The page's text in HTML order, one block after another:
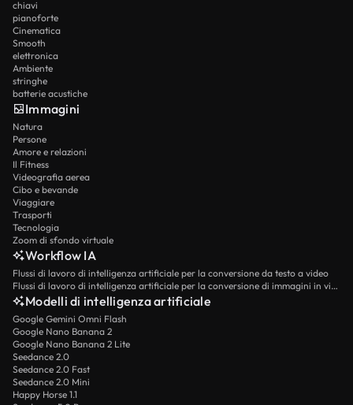
chiavi
pianoforte
Cinematica
Smooth
elettronica
Ambiente
stringhe
batterie acustiche
Immagini
Natura
Persone
Amore e relazioni
Il Fitness
Videografia aerea
Cibo e bevande
Viaggiare
Trasporti
Tecnologia
Zoom di sfondo virtuale
Workflow IA
Flussi di lavoro di intelligenza artificiale per la conversione da testo a video
Flussi di lavoro di intelligenza artificiale per la conversione di immagini in video
Modelli di intelligenza artificiale
Google Gemini Omni Flash
Google Nano Banana 2
Google Nano Banana 2 Lite
Seedance 2.0
Seedance 2.0 Fast
Seedance 2.0 Mini
Happy Horse 1.1